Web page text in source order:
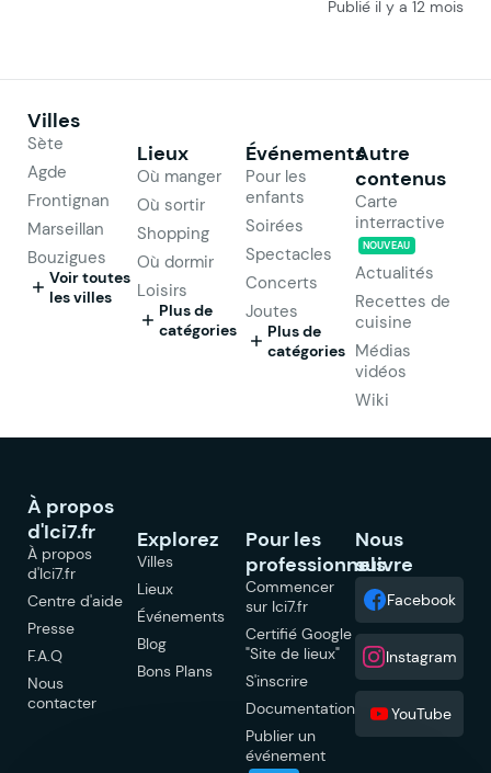
Publié il y a 12 mois
Villes
Sète
Agde
Frontignan
Marseillan
Bouzigues
Voir toutes
les villes
Lieux
Où manger
Où sortir
Shopping
Où dormir
Loisirs
Plus de
catégories
Événements
Pour les
enfants
Soirées
Spectacles
Concerts
Joutes
Plus de
catégories
Autre
contenus
Carte
interractive
NOUVEAU
Actualités
Recettes de
cuisine
Médias
vidéos
Wiki
À propos
d'Ici7.fr
À propos
d'Ici7.fr
Centre d'aide
Presse
F.A.Q
Nous
contacter
Explorez
Villes
Lieux
Événements
Blog
Bons Plans
Pour les
professionnels
Commencer
sur Ici7.fr
Certifié Google
"Site de lieux"
S'inscrire
Documentation
Publier un
événement
Nous
suivre
Facebook
Instagram
YouTube